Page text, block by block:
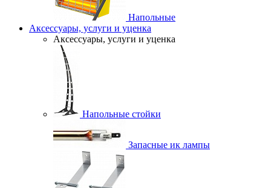
Напольные
Аксессуары, услуги и уценка
Аксессуары, услуги и уценка
Напольные стойки
Запасные ик лампы